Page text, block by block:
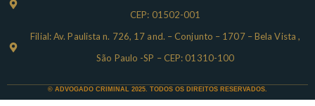
CEP: 01502-001
Filial: Av. Paulista n. 726, 17 and. – Conjunto – 1707 – Bela Vista ,
São Paulo -SP – CEP: 01310-100
© ADVOGADO CRIMINAL 2025. TODOS OS DIREITOS RESERVADOS.